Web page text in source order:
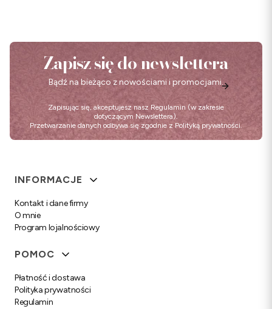
Zapisz się do newslettera
Bądź na bieżąco z nowościami i promocjami.
Zapisując się, akceptujesz nasz Regulamin (w zakresie
dotyczącym Newslettera).
Przetwarzanie danych odbywa się zgodnie z Polityką prywatności.
Linki w stopce
INFORMACJE
Kontakt i dane firmy
O mnie
Program lojalnościowy
POMOC
Płatność i dostawa
Polityka prywatności
Regulamin